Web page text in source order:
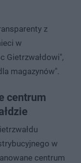
z
w
Gietrzwałdowi",
magazynów".
centrum
w
centrum